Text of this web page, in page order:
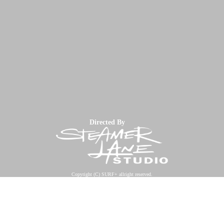
Directed By
Copyright (C) SURF+ allright reserved.